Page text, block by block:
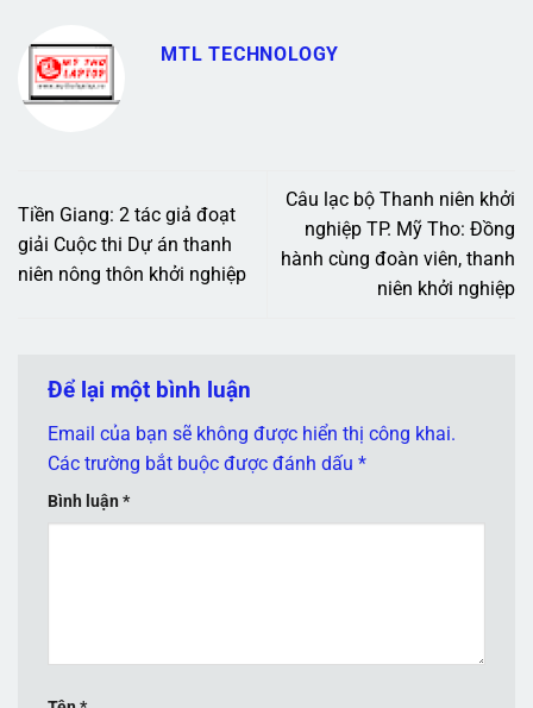
MTL TECHNOLOGY
Tiền Giang: 2 tác giả đoạt
giải Cuộc thi Dự án thanh
niên nông thôn khởi nghiệp
Câu lạc bộ Thanh niên khởi
nghiệp TP. Mỹ Tho: Đồng
hành cùng đoàn viên, thanh
niên khởi nghiệp
Để lại một bình luận
Email của bạn sẽ không được hiển thị công khai.
Các trường bắt buộc được đánh dấu *
Bình luận *